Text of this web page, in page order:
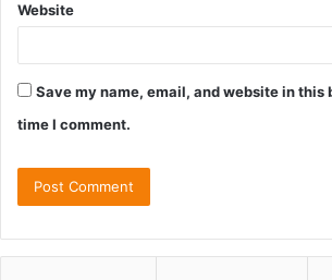
Website
Save my name, email, and website in this
time I comment.